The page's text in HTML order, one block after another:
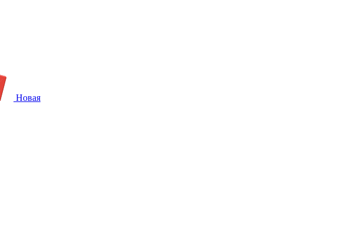
Новая